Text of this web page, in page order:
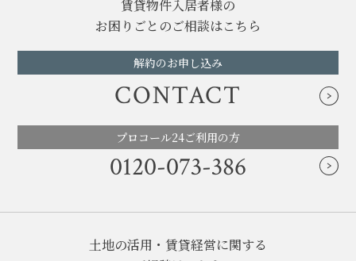
賃貸物件入居者様の
お困りごとのご相談はこちら
解約のお申し込み
CONTACT
プロコール24ご利用の方
0120-073-386
土地の活用・賃貸経営に関する